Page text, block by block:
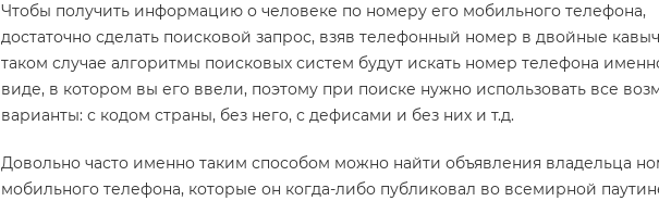
Чтобы получить информацию о человеке по номеру его мобильного телефона,
достаточно сделать поисковой запрос, взяв телефонный номер в двойные
таком случае алгоритмы поисковых систем будут искать номер телефона
виде, в котором вы его ввели, поэтому при поиске нужно использовать все
варианты: с кодом страны, без него, с дефисами и без них и т.д.
Довольно часто именно таким способом можно найти объявления владельца
мобильного телефона, которые он когда-либо публиковал во всемирной